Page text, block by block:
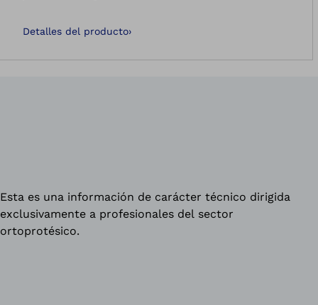
exclusivamente a profesionales ortoprotésicos.
Detalles del producto›
Esta es una información de carácter técnico dirigida
exclusivamente a profesionales del sector
ortoprotésico.